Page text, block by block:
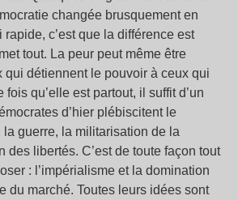
changée brusquement en
rapide, c’est que la différence est
tout. La peur peut même être
qui détiennent le pouvoir à ceux qui
fois qu’elle est partout, il suffit d’un
d’hier plébiscitent le
la guerre, la militarisation de la
des libertés. C’est de toute façon tout
: l’impérialisme et la domination
du marché. Toutes leurs idées sont